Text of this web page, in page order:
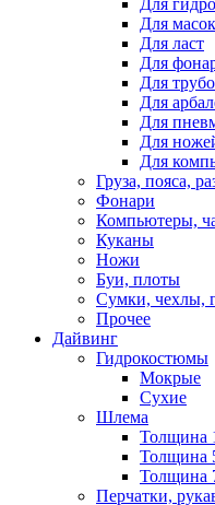
Для
Для масок
Для ласт
Для
Для
Для
Для
Для
Для
Груза, пояса,
Фонари
Компьютеры,
Куканы
Ножи
Буи, плоты
Сумки, чехлы,
Прочее
Дайвинг
Гидрокостюмы
Мокрые
Сухие
Шлема
Толщина
Толщина
Толщина
Перчатки,